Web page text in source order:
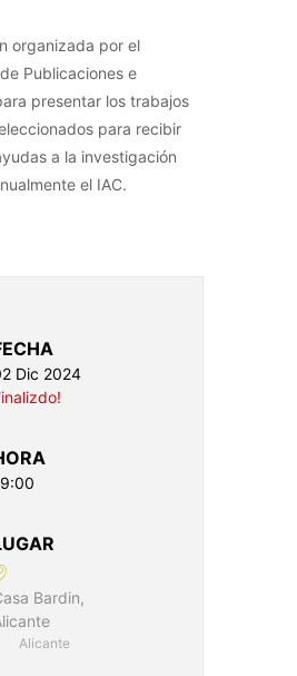
organizada por el
Publicaciones e
presentar los trabajos
para recibir
a la investigación
el IAC.
Dic 2024
Bardin,
Alicante